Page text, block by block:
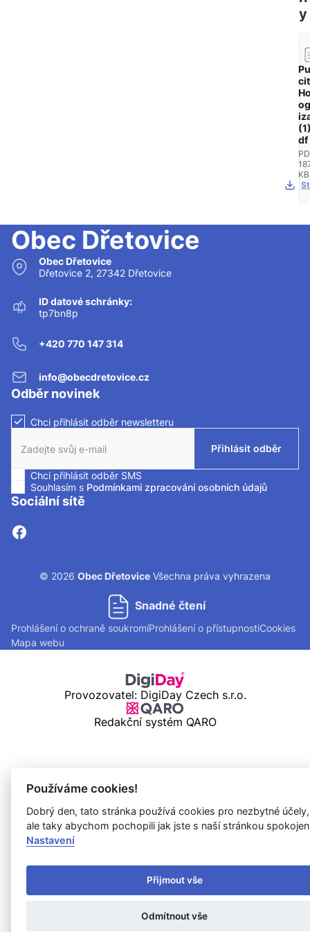
y
df
KB
Obec Dřetovice
Obec Dřetovice
Dřetovice 2, 27342 Dřetovice
ID datové schránky:
tp7bn8p
+420 770 147 314
info@obecdretovice.cz
Odběr novinek
Chci přihlásit odběr newsletteru
Přihlásit odběr
Chci přihlásit odběr SMS
Zaškrtnutím políčka souhlasíte se zasíláním SMS.
Souhlasím s Podmínkami zpracování osobních údajů
Sociální sítě
© 2026 Obec Dřetovice Všechna práva vyhrazena
Snadné čtení
Prohlášení o ochraně soukromíProhlášení o přístupnostiCookies
Mapa webu
Provozovatel: DigiDay Czech s.r.o.
Redakční systém QARO
Používáme cookies!
Dobrý den, tato stránka používá cookies pro nezbytné účely,
ale taky abychom pochopili jak jste s naší stránkou
Nastavení
Přijmout vše
Odmítnout vše